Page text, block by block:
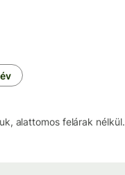
alattomos felárak nélkül.